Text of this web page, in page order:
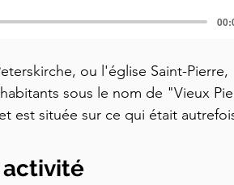
ou l'église Saint-Pierre,
sous le nom de "Vieux
est située sur ce qui était
que nous avons mentionnés
a donné son nom à Munich où